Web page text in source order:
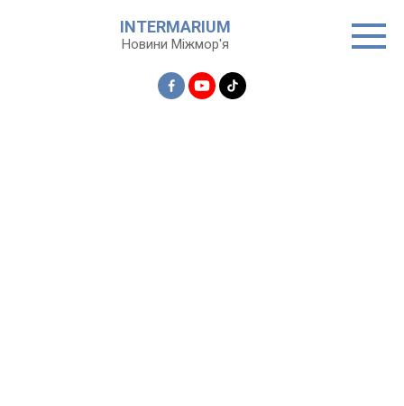
INTERMARIUM
Новини Міжмор'я